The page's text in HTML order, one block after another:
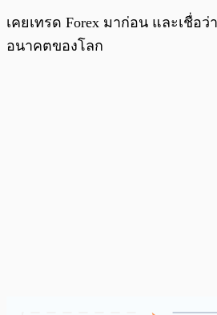
เคยเทรด Forex มาก่อน และเชื่อ
อนาคตของโลก